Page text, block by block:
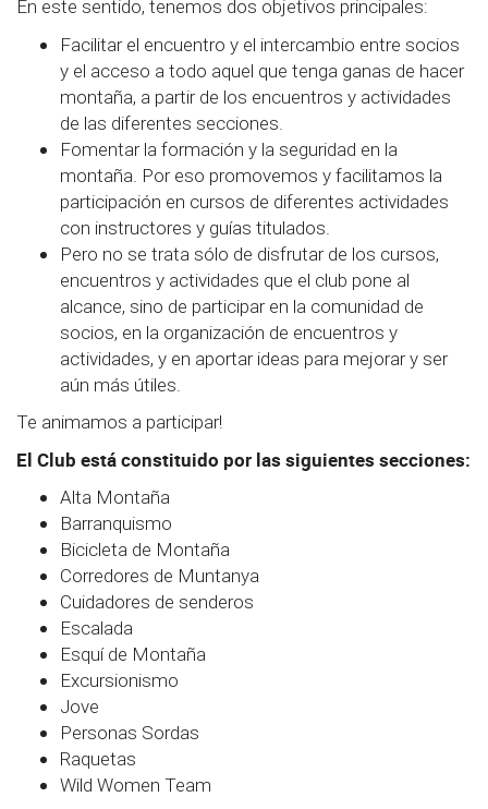
En este sentido, tenemos dos objetivos principales:
Facilitar el encuentro y el intercambio entre socios
y el acceso a todo aquel que tenga ganas de hacer
montaña, a partir de los encuentros y actividades
de las diferentes secciones.
Fomentar la formación y la seguridad en la
montaña. Por eso promovemos y facilitamos la
participación en cursos de diferentes actividades
con instructores y guías titulados.
Pero no se trata sólo de disfrutar de los cursos,
encuentros y actividades que el club pone al
alcance, sino de participar en la comunidad de
socios, en la organización de encuentros y
actividades, y en aportar ideas para mejorar y ser
aún más útiles.
Te animamos a participar!
El Club está constituido por las siguientes secciones:
Alta Montaña
Barranquismo
Bicicleta de Montaña
Corredores de Muntanya
Cuidadores de senderos
Escalada
Esquí de Montaña
Excursionismo
Jove
Personas Sordas
Raquetas
Wild Women Team